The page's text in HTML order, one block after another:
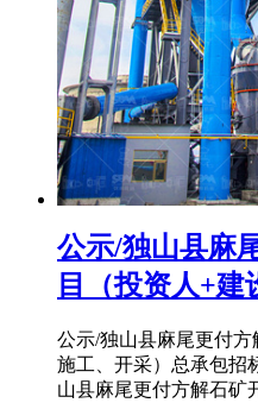
公示/独山县麻
目（投资人+建
公示/独山县麻尾更付
施工、开采）总承包招
山县麻尾更付方解石矿